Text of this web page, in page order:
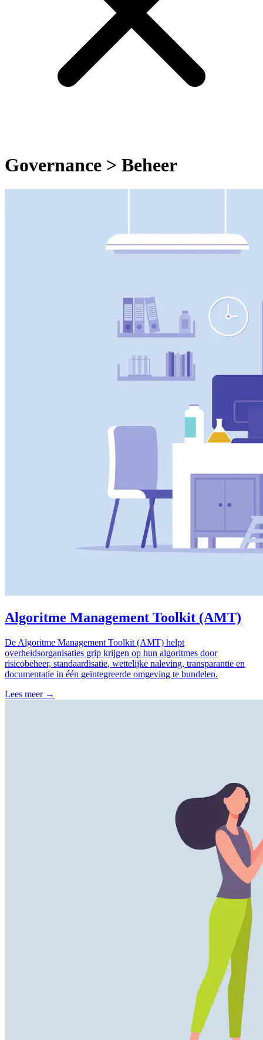
Governance > Beheer
Algoritme Management Toolkit (AMT)
De Algoritme Management Toolkit (AMT) helpt
overheidsorganisaties grip krijgen op hun algoritmes door
risicobeheer, standaardisatie, wettelijke naleving, transparantie en
documentatie in één geïntegreerde omgeving te bundelen.
Lees meer →